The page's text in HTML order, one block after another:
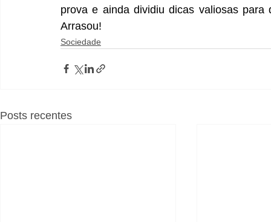
prova e ainda dividiu dicas valiosas para
Arrasou!
Sociedade
Posts recentes